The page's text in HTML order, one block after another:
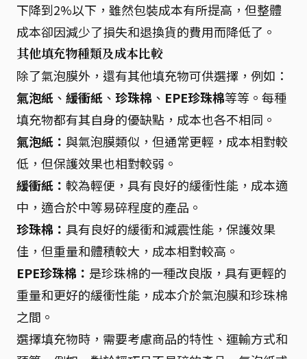
下降到2%以下，雖然包裝成本有所提高，但整體
成本卻因減少了損失和退換貨的費用而降低了。
其他填充物種類及成本比較
除了氣泡膜外，還有其他填充物可供選擇，例如：
氣泡紙 、 緩衝紙 、 珍珠棉 、 EPE珍珠棉等等。每種
填充物都有其自身的優缺點，成本也各不相同。
氣泡紙： 與氣泡膜類似，但通常更輕，成本相對較
低，但保護效果也相對較弱。
緩衝紙： 較為輕便，具有良好的緩衝性能，成本適
中，適合於中等易碎程度的產品。
珍珠棉： 具有良好的緩衝和減震性能，保護效果
佳，但重量和體積較大，成本相對較高。
EPE珍珠棉： 是珍珠棉的一種改良版，具有更輕的
重量和更好的緩衝性能，成本介於氣泡膜和珍珠棉
之間。
選擇填充物時，需要考慮商品的特性、運輸方式和